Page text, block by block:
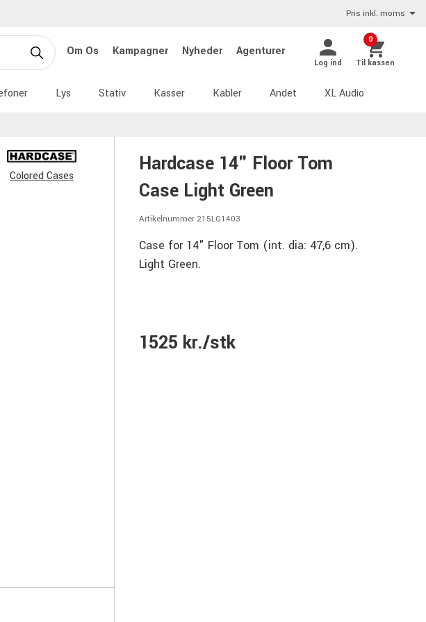
Pris inkl. moms
Om Os Kampagner Nyheder Agenturer
Log ind
0
Til kassen
Lys Stativ Kasser Kabler Andet XL Audio
Colored Cases
Hardcase 14" Floor Tom
Case Light Green
Artikelnummer 215LG1403
Case for 14" Floor Tom (int. dia: 47,6 cm).
Light Green.
1525 kr./stk